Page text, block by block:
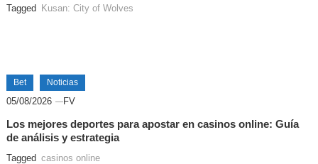
Tagged Kusan: City of Wolves
Bet Noticias
05/08/2026 FV
Los mejores deportes para apostar en casinos online: Guía
de análisis y estrategia
Tagged casinos online